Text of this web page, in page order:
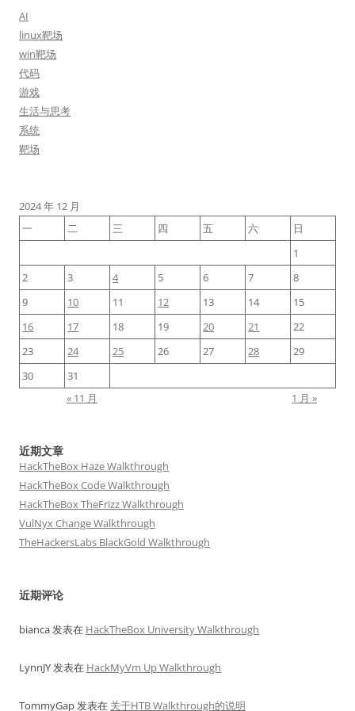
AI
linux靶场
win靶场
代码
游戏
生活与思考
系统
靶场
2024 年 12 月
一
二 三 四 五 六
日
1
2
3 4 5 6 7
8
9
10 11 12 13 14
15
16
17 18 19 20 21
22
23
24 25 26 27 28
29
30
31
« 11 月
1 月 »
近期文章
HackTheBox Haze Walkthrough
HackTheBox Code Walkthrough
HackTheBox TheFrizz Walkthrough
VulNyx Change Walkthrough
TheHackersLabs BlackGold Walkthrough
近期评论
bianca发表在 HackTheBox University Walkthrough
LynnJY发表在 HackMyVm Up Walkthrough
TommyGap发表在 关于HTB Walkthrough的说明